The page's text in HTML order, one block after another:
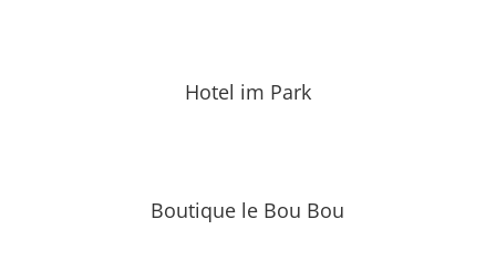
Hotel im Park
Boutique le Bou Bou